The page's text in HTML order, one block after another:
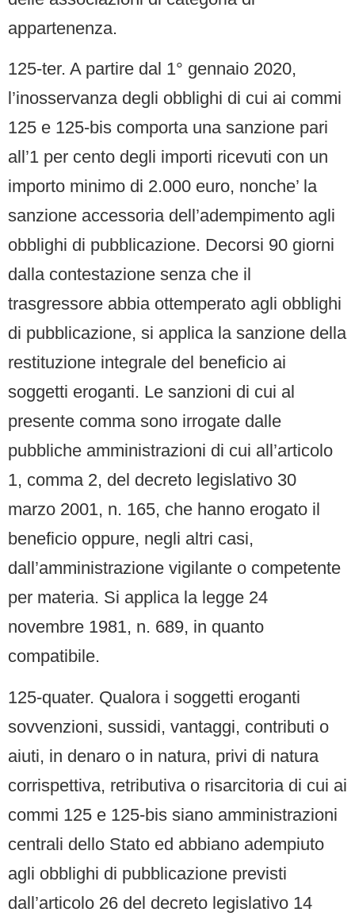
appartenenza.
125-ter. A partire dal 1° gennaio 2020,
l’inosservanza degli obblighi di cui ai commi
125 e 125-bis comporta una sanzione pari
all’1 per cento degli importi ricevuti con un
importo minimo di 2.000 euro, nonche’ la
sanzione accessoria dell’adempimento agli
obblighi di pubblicazione. Decorsi 90 giorni
dalla contestazione senza che il
trasgressore abbia ottemperato agli obblighi
di pubblicazione, si applica la sanzione della
restituzione integrale del beneficio ai
soggetti eroganti. Le sanzioni di cui al
presente comma sono irrogate dalle
pubbliche amministrazioni di cui all’articolo
1, comma 2, del decreto legislativo 30
marzo 2001, n. 165, che hanno erogato il
beneficio oppure, negli altri casi,
dall’amministrazione vigilante o competente
per materia. Si applica la legge 24
novembre 1981, n. 689, in quanto
compatibile.
125-quater. Qualora i soggetti eroganti
sovvenzioni, sussidi, vantaggi, contributi o
aiuti, in denaro o in natura, privi di natura
corrispettiva, retributiva o risarcitoria di cui ai
commi 125 e 125-bis siano amministrazioni
centrali dello Stato ed abbiano adempiuto
agli obblighi di pubblicazione previsti
dall’articolo 26 del decreto legislativo 14